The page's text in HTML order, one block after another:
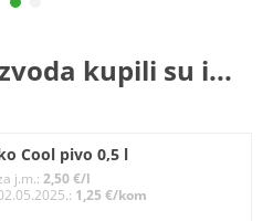
kupili su i...
Cool pivo 0,5 l
j.m.:2,50 €/l
1,25 €/kom